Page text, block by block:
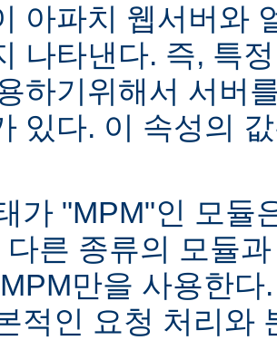
아파치 웹서버와
나타낸다. 즉, 특
하기위해서 서버
있다. 이 속성의
가 "MPM"인 모듈
다른 종류의 모듈
만을 사용한
적인 요청 처리와